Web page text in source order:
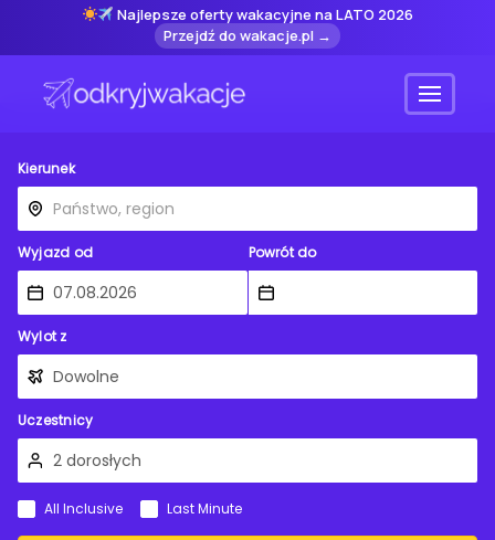
Najlepsze oferty wakacyjne na LATO 2026
Przejdź do wakacje.pl →
Menu
Kierunek
Wyjazd od Powrót do
Wylot z
Uczestnicy
All Inclusive Last Minute